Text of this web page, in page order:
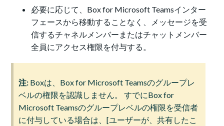
必要に応じて、Box for Microsoft Teamsインター
フェースから移動することなく、メッセージを受
信するチャネルメンバーまたはチャットメンバー
全員にアクセス権限を付与する。
注: Boxは、Box for Microsoft Teamsのグループレ
ベルの権限を認識しません。 すでにBox for
Microsoft Teamsのグループレベルの権限を受信者
に付与している場合は、[ユーザーが、共有したこ